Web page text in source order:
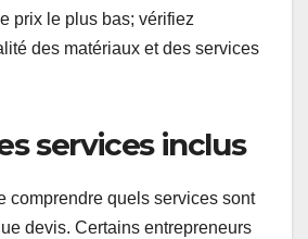
prix le plus bas; vérifiez
des matériaux et des services
services inclus
comprendre quels services sont
devis. Certains entrepreneurs